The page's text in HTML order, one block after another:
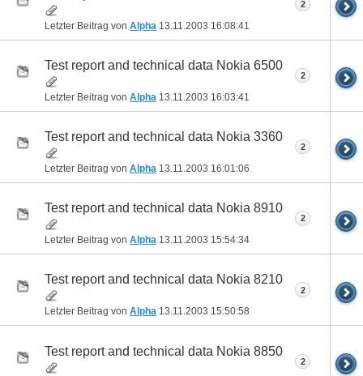
Letzter Beitrag von Alpha 13.11.2003 16:08:41
2
Test report and technical data Nokia 6500
Letzter Beitrag von Alpha 13.11.2003 16:03:41
2
Test report and technical data Nokia 3360
Letzter Beitrag von Alpha 13.11.2003 16:01:06
2
Test report and technical data Nokia 8910
Letzter Beitrag von Alpha 13.11.2003 15:54:34
2
Test report and technical data Nokia 8210
Letzter Beitrag von Alpha 13.11.2003 15:50:58
2
Test report and technical data Nokia 8850
2